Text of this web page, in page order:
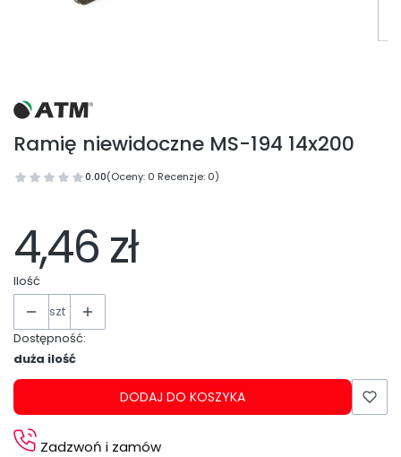
Ramię niewidoczne MS-194 14x200
0.00(Oceny: 0 Recenzje: 0)
4,46 zł
Ilość
szt
Dostępność:
duża ilość
DODAJ DO KOSZYKA
Zadzwoń i zamów